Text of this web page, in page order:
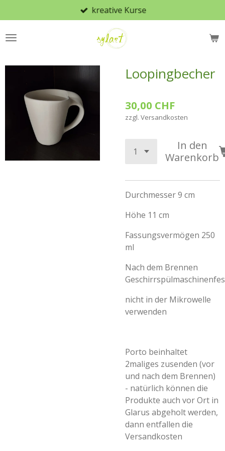
Hauptinhalt
springen
kreative Kurse
Loopingbecher
30,00 CHF
zzgl. Versandkosten
In den
Warenkorb
Durchmesser 9 cm
Höhe 11 cm
Fassungsvermögen 250
ml
Nach dem Brennen
nicht in der Mikrowelle
verwenden
Porto beinhaltet
2maliges zusenden (vor
und nach dem Brennen)
- natürlich können die
Produkte auch vor Ort in
Glarus abgeholt werden,
dann entfallen die
Versandkosten